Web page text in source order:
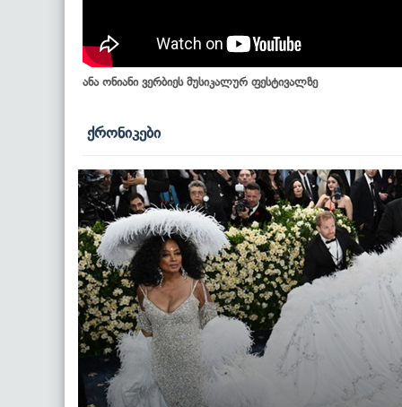
ანა ონიანი ვერბიეს მუსიკალურ ფესტივალზე
ქრონიკები